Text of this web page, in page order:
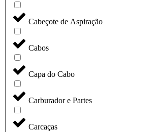
Cabeçote de Aspiração
Cabos
Capa do Cabo
Carburador e Partes
Carcaças